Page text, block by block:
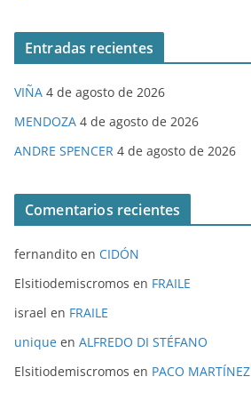
Entradas recientes
VIÑA 4 de agosto de 2026
MENDOZA 4 de agosto de 2026
ANDRE SPENCER 4 de agosto de 2026
Comentarios recientes
fernandito en CIDÓN
Elsitiodemiscromos en FRAILE
israel en FRAILE
unique en ALFREDO DI STÉFANO
Elsitiodemiscromos en PACO MARTÍNEZ